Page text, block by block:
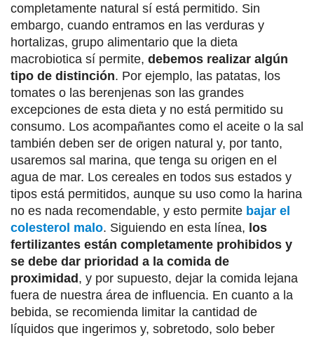
completamente natural sí está permitido. Sin
embargo, cuando entramos en las verduras y
hortalizas, grupo alimentario que la dieta
macrobiotica sí permite, debemos realizar algún
tipo de distinción. Por ejemplo, las patatas, los
tomates o las berenjenas son las grandes
excepciones de esta dieta y no está permitido su
consumo. Los acompañantes como el aceite o la sal
también deben ser de origen natural y, por tanto,
usaremos sal marina, que tenga su origen en el
agua de mar. Los cereales en todos sus estados y
tipos está permitidos, aunque su uso como la harina
no es nada recomendable, y esto permite bajar el
colesterol malo. Siguiendo en esta línea, los
fertilizantes están completamente prohibidos y
se debe dar prioridad a la comida de
proximidad , y por supuesto, dejar la comida lejana
fuera de nuestra área de influencia. En cuanto a la
bebida, se recomienda limitar la cantidad de
líquidos que ingerimos y, sobretodo, solo beber